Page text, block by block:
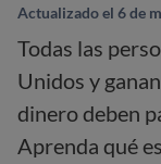
Actualizado el 6 de
Todas las
Unidos y
dinero deben
Aprenda qué